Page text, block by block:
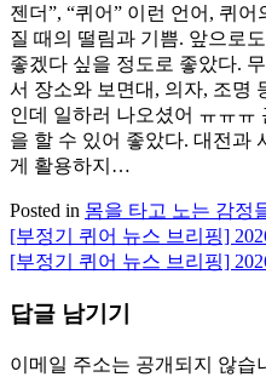
젠더”, “퀴어” 이런 언어, 퀴
질 때의 떨림과 기쁨. 앞으로
좋겠다 싶을 정도로 좋았다.
서 장소와 보면대, 의자, 조명
인데 일하러 나오셨어 ㅠㅠㅠ
을 할 수 있어 좋았다. 대전과
게 활용하지…
Posted in 몸을 타고 노는 감정
글
탐
색
[부정기 퀴어 뉴스 브리핑]
[부정기 퀴어 뉴스 브리핑]
답글 남기기
이메일 주소는 공개되지 않습